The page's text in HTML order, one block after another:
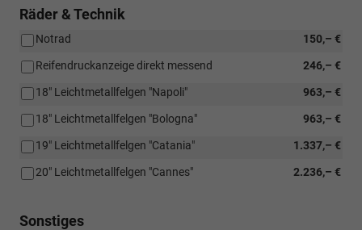
Räder & Technik
150,– €
Notrad
246,– €
Reifendruckanzeige direkt messend
963,– €
18" Leichtmetallfelgen "Napoli"
963,– €
18" Leichtmetallfelgen "Bologna"
1.337,– €
19" Leichtmetallfelgen "Catania"
2.236,– €
20" Leichtmetallfelgen "Cannes"
Sonstiges